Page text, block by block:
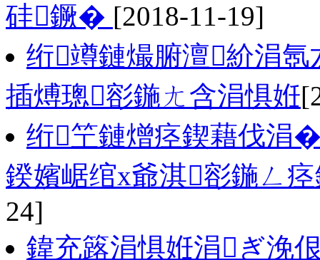
硅鐝� [2018-11-19]
绗竴鏈熶腑澶紒涓
插煿璁彮鍦ㄤ含涓惧姙
绗笁鏈熷痉鍥藉伐涓
鍨嬪崌绾х爺淇彮鍦ㄥ
24]
鍏充簬涓惧姙涓ぎ浼